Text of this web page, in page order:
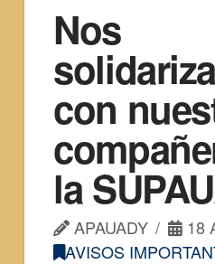
Nos
con
la
APAUADY
18
AVISOS